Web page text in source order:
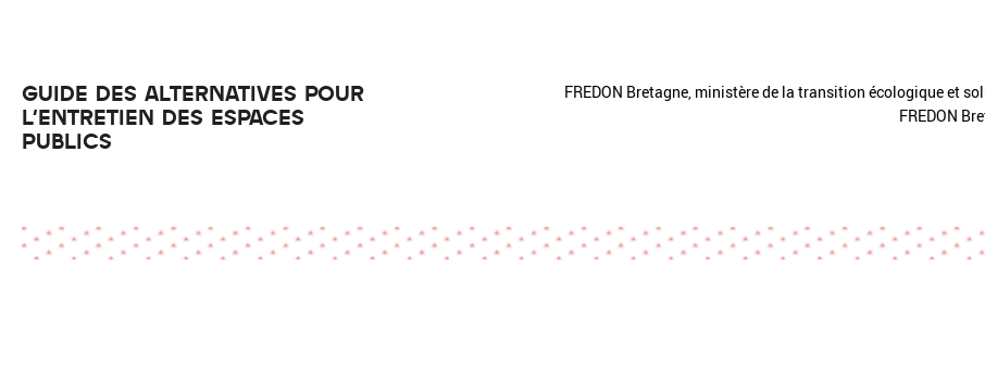
GUIDE DES ALTERNATIVES POUR
L'ENTRETIEN DES ESPACES
PUBLICS
FREDON Bretagne, ministère de la transition écologique et
FREDON